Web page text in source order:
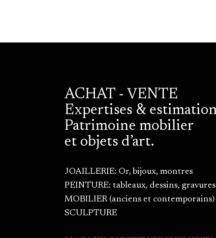
ACHAT - VENTE
Expertises &
Patrimoine mobilier
et objets d’art.
JOAILLERIE: Or, bijoux, montres
PEINTURE: tableaux, dessins, gravures
MOBILIER (anciens et contemporains)
SCULPTURE